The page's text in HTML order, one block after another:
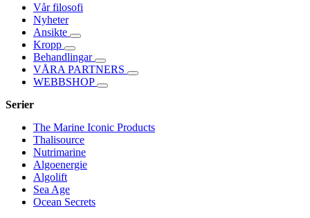
Vår filosofi
Nyheter
Ansikte
Kropp
Behandlingar
VÅRA PARTNERS
WEBBSHOP
Serier
The Marine Iconic Products
Thalisource
Nutrimarine
Algoenergie
Algolift
Sea Age
Ocean Secrets